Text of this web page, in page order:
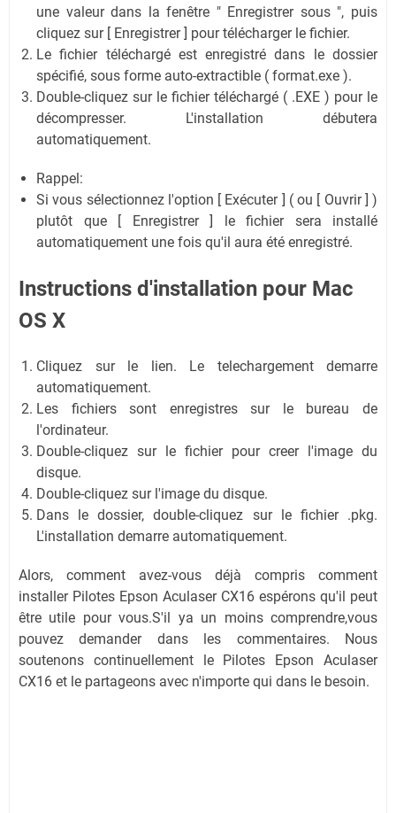
une valeur dans la fenêtre " Enregistrer sous ", puis
cliquez sur [ Enregistrer ] pour télécharger le fichier.
Le fichier téléchargé est enregistré dans le dossier
spécifié, sous forme auto-extractible ( format.exe ).
Double-cliquez sur le fichier téléchargé ( .EXE ) pour le
décompresser. L'installation débutera
automatiquement.
Rappel:
Si vous sélectionnez l'option [ Exécuter ] ( ou [ Ouvrir ] )
plutôt que [ Enregistrer ] le fichier sera installé
automatiquement une fois qu'il aura été enregistré.
Instructions d'installation pour Mac
OS X
Cliquez sur le lien. Le telechargement demarre
automatiquement.
Les fichiers sont enregistres sur le bureau de
l'ordinateur.
Double-cliquez sur le fichier pour creer l'image du
disque.
Double-cliquez sur l'image du disque.
Dans le dossier, double-cliquez sur le fichier .pkg.
L'installation demarre automatiquement.
Alors, comment avez-vous déjà compris comment
installer Pilotes Epson Aculaser CX16 espérons qu'il peut
être utile pour vous.S'il ya un moins comprendre,vous
pouvez demander dans les commentaires. Nous
soutenons continuellement le Pilotes Epson Aculaser
CX16 et le partageons avec n'importe qui dans le besoin.